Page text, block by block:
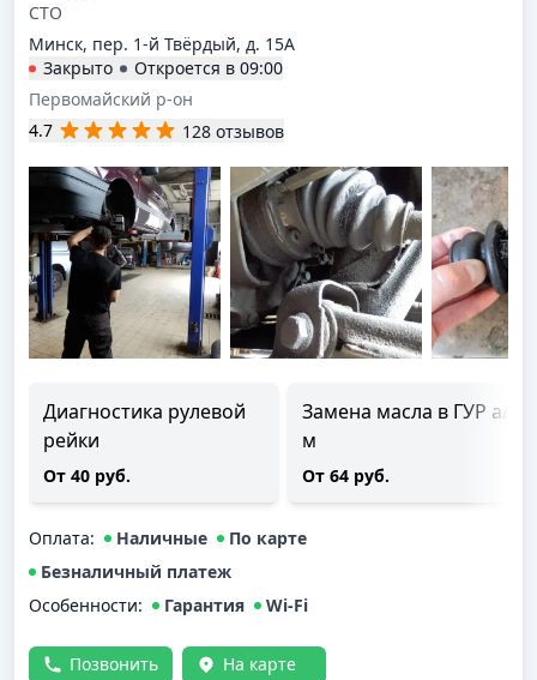
СТО
Минск, пер. 1-й Твёрдый, д. 15А
Закрыто
Откроется в 09:00
Первомайский р-он
4.7
128 отзывов
Диагностика рулевой
рейки
От 40 руб.
Замена масла в ГУР а/
м
От 64 руб.
Оплата: Наличные
По карте
Безналичный платеж
Особенности:
Гарантия Wi-Fi
Позвонить На карте